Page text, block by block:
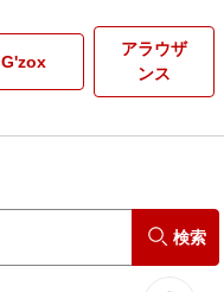
G'zox
アラウザ
ンス
検索